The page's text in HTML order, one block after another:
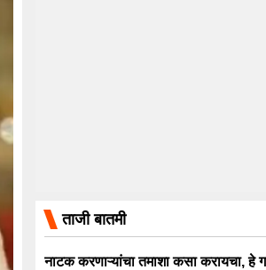
ताजी बातमी
नाटक करणाऱ्यांचा तमाशा कसा करायचा, हे